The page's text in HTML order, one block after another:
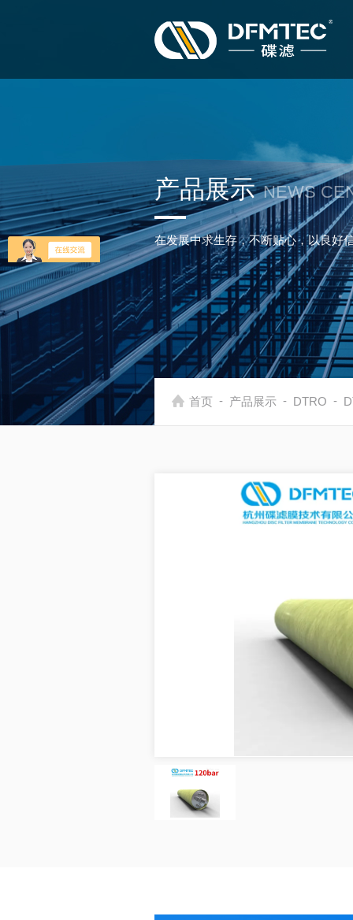
产品展示 NEWS
在发展中求生存，不断贴心，以良好
首页 - 产品展示 - DTRO -